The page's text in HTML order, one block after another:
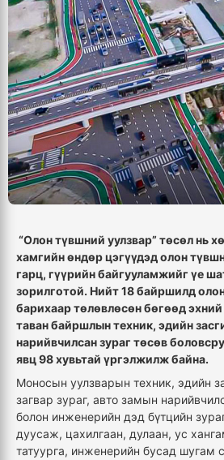
“Олон түвшний уулзвар” төсөл нь
хамгийн өндөр цэгүүдэд олон
гарц, гүүрийн байгууламжийг үе
зорилготой. Нийт 18 байршилд
барихаар төлөвлөсөн бөгөөд
таван байршлын техник, эдийн
нарийвчилсан зураг төсөв
явц 98 хувьтай үргэлжилж байна.
Моносын уулзварын техник, эдийн
загвар зураг, авто замын
болон инженерийн дэд бүтцийн
дуусаж, цахилгаан, дулаан, ус
татуурга, инженерийн бусад шугам